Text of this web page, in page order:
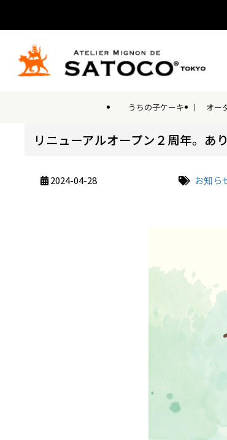
うちの子ケーキ オー
リニューアルオープン２周年。あ
2024-04-28 お知ら